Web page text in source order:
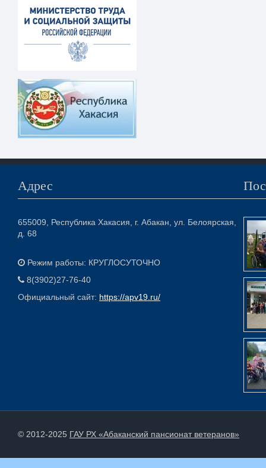
Адрес
655009, Республика Хакасия, г. Абакан, ул. Белоярская,
д. 68
Режим работы: КРУГЛОСУТОЧНО
8(3902)27-76-40
Официальный сайт: https://apv19.ru/
© 2012-2025 ГАУ РХ «Абаканский пансионат ветеранов»